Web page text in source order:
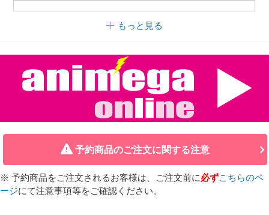
もっと見る
予約商品のご注文に関する注意
※ 予約商品をご注文されるお客様は、ご注文前に必ずこちらのペ
ージにて注意事項等をご確認ください。